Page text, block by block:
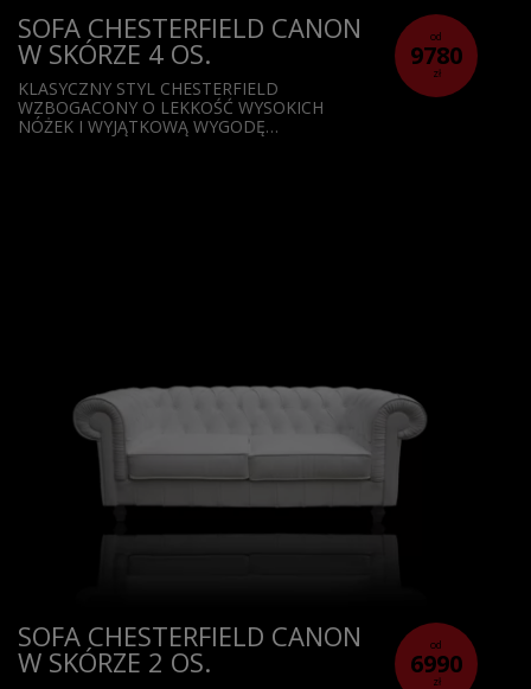
od
9780
zł
SOFA CHESTERFIELD CANON
W SKÓRZE 4 OS.
KLASYCZNY STYL CHESTERFIELD
WZBOGACONY O LEKKOŚĆ WYSOKICH
NÓŻEK I WYJĄTKOWĄ WYGODĘ…
od
6990
zł
SOFA CHESTERFIELD CANON
W SKÓRZE 2 OS.